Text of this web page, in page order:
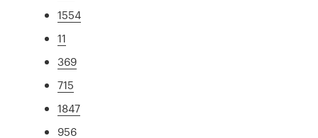
1554
11
369
715
1847
956